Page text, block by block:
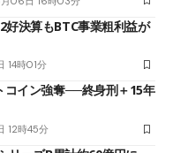
好決算もBTC事業粗利益が
14時01分
コイン強奪──終身刑＋15年
12時45分